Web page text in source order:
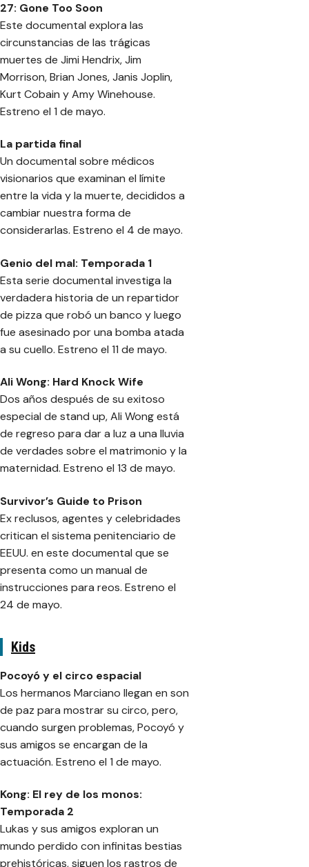
27: Gone Too Soon
Este documental explora las
circunstancias de las trágicas
muertes de Jimi Hendrix, Jim
Morrison, Brian Jones, Janis Joplin,
Kurt Cobain y Amy Winehouse.
Estreno el 1 de mayo.
La partida final
Un documental sobre médicos
visionarios que examinan el límite
entre la vida y la muerte, decididos a
cambiar nuestra forma de
considerarlas. Estreno el 4 de mayo.
Genio del mal: Temporada 1
Esta serie documental investiga la
verdadera historia de un repartidor
de pizza que robó un banco y luego
fue asesinado por una bomba atada
a su cuello. Estreno el 11 de mayo.
Ali Wong: Hard Knock Wife
Dos años después de su exitoso
especial de stand up, Ali Wong está
de regreso para dar a luz a una lluvia
de verdades sobre el matrimonio y la
maternidad. Estreno el 13 de mayo.
Survivor’s Guide to Prison
Ex reclusos, agentes y celebridades
critican el sistema penitenciario de
EEUU. en este documental que se
presenta como un manual de
instrucciones para reos. Estreno el
24 de mayo.
Kids
Pocoyó y el circo espacial
Los hermanos Marciano llegan en son
de paz para mostrar su circo, pero,
cuando surgen problemas, Pocoyó y
sus amigos se encargan de la
actuación. Estreno el 1 de mayo.
Kong: El rey de los monos:
Temporada 2
Lukas y sus amigos exploran un
mundo perdido con infinitas bestias
prehistóricas, siguen los rastros de